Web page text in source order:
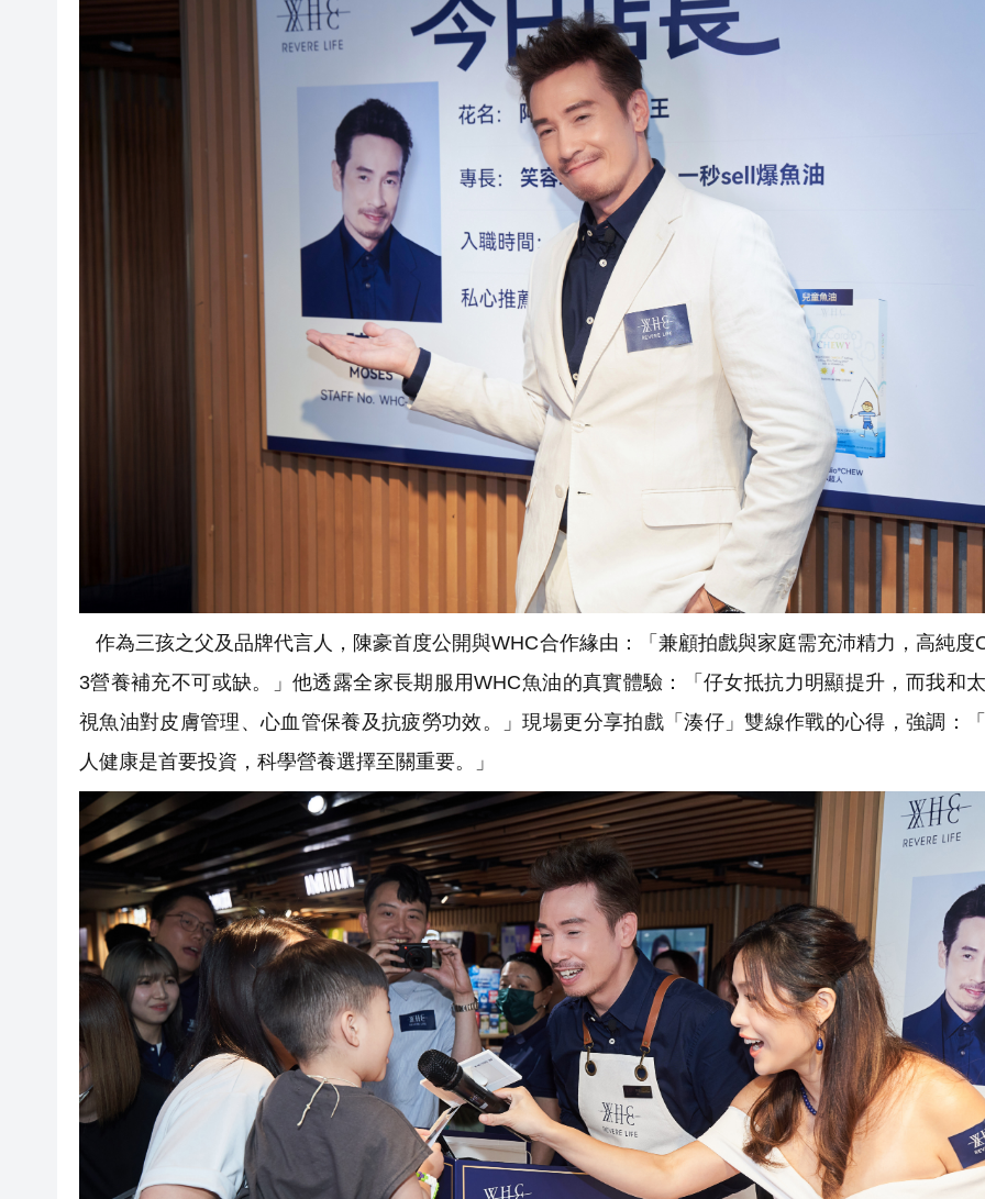
作為三孩之父及品牌代言人，陳豪首度公開與WHC合作緣由：「兼顧拍戲與家庭需充沛精力，高純度
3營養補充不可或缺。」他透露全家長期服用WHC魚油的真實體驗：「仔女抵抗力明顯提升，而我和
視魚油對皮膚管理、心血管保養及抗疲勞功效。」現場更分享拍戲「湊仔」雙線作戰的心得，強調：
人健康是首要投資，科學營養選擇至關重要。」